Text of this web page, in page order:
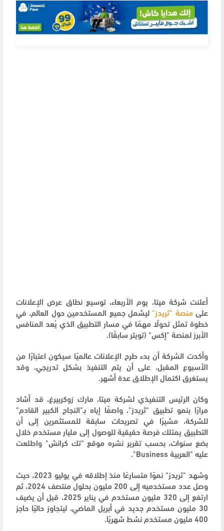
أعلنت شركة ميتا، يوم الأربعاء، توسيع نطاق عرض الإعلانات
علىمنصة "ثريدز" ليشمل جميع المستخدمين حول العالم، في
خطوة تمثل تحولًا مهمًا في مسار التطبيق الذي يُعد المنافس
الأبرز لمنصة "إكس" (تويتر سابقًا).
وأكدت الشركة أن بدء طرح الإعلانات عالميًا سيكون اعتبارًا من
الأسبوع المقبل، على أن يتم التنفيذ بشكل تدريجي، وقد
يستغرق اكتمال الإطلاق عدة أشهر.
وكان الرئيس التنفيذي لشركة ميتا، مارك زوكربيرغ، قد أشاد
مرارًا بنمو تطبيق "ثريدز"، واصفًا إياه بـ"النجاح الكبير القادم"
للشركة، مشيرًا في تصريحات سابقة للمستثمرين إلى أن
التطبيق يمتلك فرصة حقيقية للوصول إلى مليار مستخدم خلال
بضع سنوات، بحسب تقرير نشره موقع "تك كرانش" واطلعت
عليه "العربية Business".
وشهد "ثريدز" نموًا متسارعًا منذ إطلاقه في يوليو 2023، حيث
وصل عدد مستخدميه إلى 200 مليون بحلول منتصف 2024، ثم
ارتفع إلى 320 مليون مستخدم في يناير 2025، قبل أن يضيف
30 مليون مستخدم جديد في أبريل الماضي، ليتجاوز حاليًا حاجز
400 مليون مستخدم نشط شهريًا.